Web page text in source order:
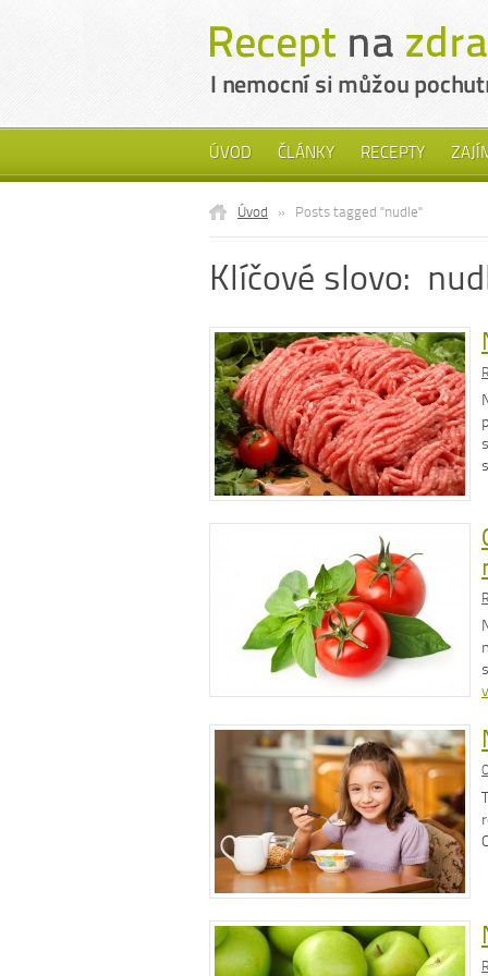
ÚVOD ČLÁNKY RECEPTY
Úvod » Posts tagged "nudle"
Klíčové slovo: